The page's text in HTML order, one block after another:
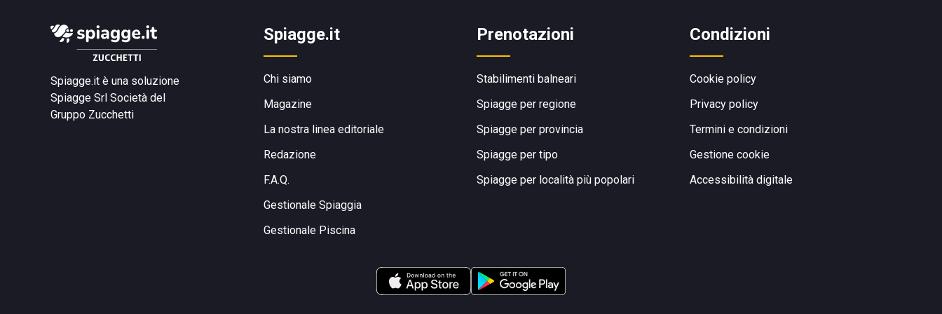
Spiagge.it è una soluzione
Spiagge Srl Società del
Gruppo Zucchetti
Spiagge.it
Chi siamo
Magazine
La nostra linea editoriale
Redazione
F.A.Q.
Gestionale Spiaggia
Gestionale Piscina
Prenotazioni
Stabilimenti balneari
Spiagge per regione
Spiagge per provincia
Spiagge per tipo
Spiagge per località più popolari
Condizioni
Cookie policy
Privacy policy
Termini e condizioni
Gestione cookie
Accessibilità digitale